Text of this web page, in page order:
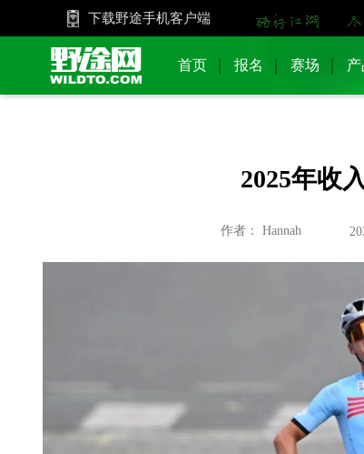
下载野途手机客户端
首页 报名 赛场 产
2025年收
作者： Hannah